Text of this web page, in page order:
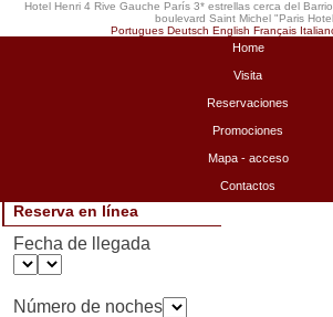
Hotel Henri 4 Rive Gauche París 3* estrellas cerca del
boulevard Saint Michel "Paris
Portugues Deutsch English Français
Home
Visita
Reservaciones
Promociones
Mapa - acceso
Contactos
Reserva en línea
Fecha de llegada
Número de noches